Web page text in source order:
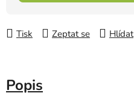
Tisk Zeptat se Hlídat
Popis